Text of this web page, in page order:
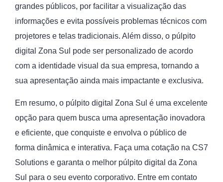
grandes públicos, por facilitar a visualização das
informações e evita possíveis problemas técnicos com
projetores e telas tradicionais. Além disso, o púlpito
digital Zona Sul pode ser personalizado de acordo
com a identidade visual da sua empresa, tornando a
sua apresentação ainda mais impactante e exclusiva.
Em resumo, o púlpito digital Zona Sul é uma excelente
opção para quem busca uma apresentação inovadora
e eficiente, que conquiste e envolva o público de
forma dinâmica e interativa. Faça uma cotação na CS7
Solutions e garanta o melhor púlpito digital da Zona
Sul para o seu evento corporativo. Entre em contato